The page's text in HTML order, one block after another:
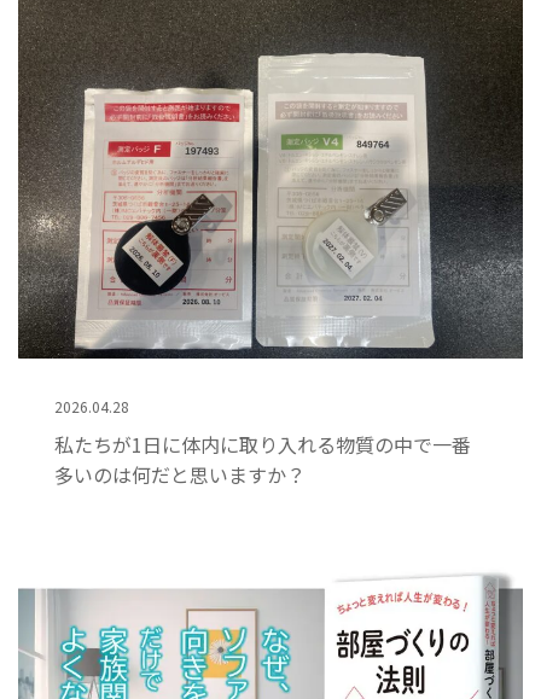
2026.04.28
私たちが1日に体内に取り入れる物質の中で一番
多いのは何だと思いますか？